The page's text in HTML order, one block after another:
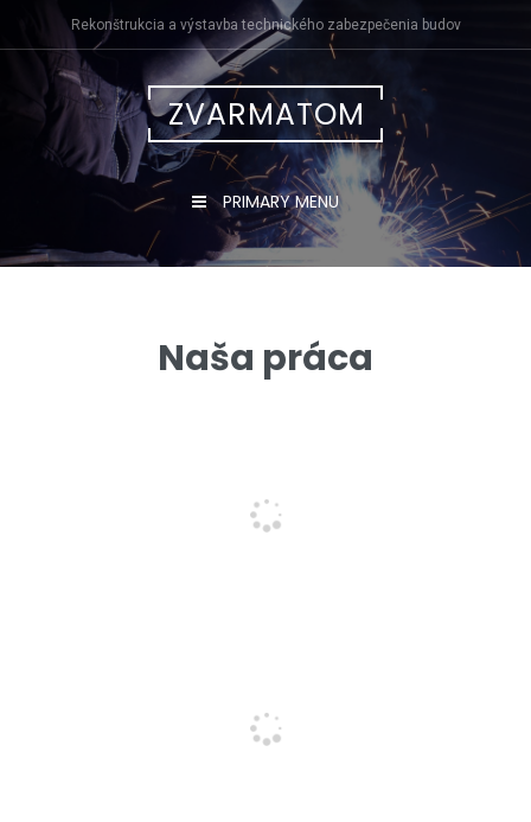
content
Rekonštrukcia a výstavba technického zabezpečenia budov
ZVARMATOM
PRIMARY MENU
Naša práca